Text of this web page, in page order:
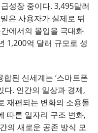
성장 중이다. 3,495달러
은 사용자가 실제로 뛰
에서의 몰입을 극대화
1,200억 달러 규모로 성
합된 신세계는 ‘스마트폰
다. 인간의 일상과 경제,
재편되는 변화의 소용돌
따른 일자리 구조 변화,
의 새로운 공존 방식 모